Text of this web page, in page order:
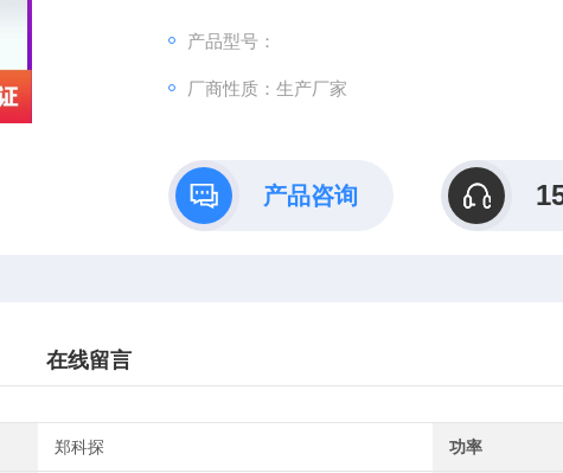
产品型号：
厂商性质：生产厂家
产品咨询
在线留言
郑科探 功率